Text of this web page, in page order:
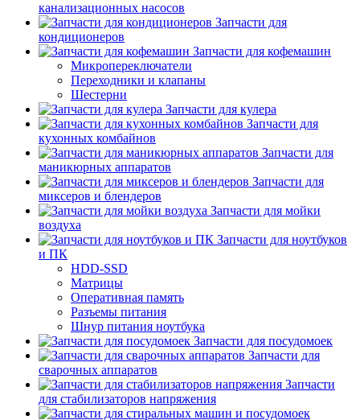
канализационных насосов
Запчасти для
кондиционеров
Запчасти для кофемашин
Микропереключатели
Переходники и клапаны
Шестерни
Запчасти для кулера
Запчасти для
кухонных комбайнов
Запчасти для
маникюрных аппаратов
Запчасти для
миксеров и блендеров
Запчасти для мойки
воздуха
Запчасти для ноутбуков
и ПК
HDD-SSD
Матрицы
Оперативная память
Разъемы питания
Шнур питания ноутбука
Запчасти для посудомоек
Запчасти для
сварочных аппаратов
Запчасти
для стабилизаторов напряжения